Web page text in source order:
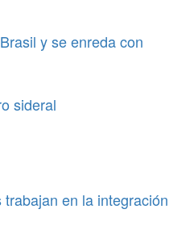
y se enreda con
sideral
en la integración